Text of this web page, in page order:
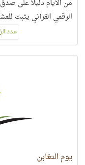
من الأيام دليلًا على
الرقمي القرآني يثبت
عدد
يوم التغابن